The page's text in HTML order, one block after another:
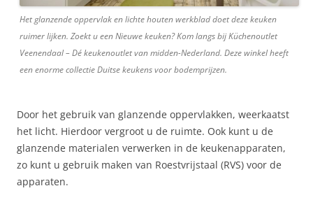
Het glanzende oppervlak en lichte houten werkblad doet deze keuken
ruimer lijken. Zoekt u een Nieuwe keuken? Kom langs bij Küchenoutlet
Veenendaal – Dé keukenoutlet van midden-Nederland. Deze winkel heeft
een enorme collectie Duitse keukens voor bodemprijzen.
Door het gebruik van glanzende oppervlakken, weerkaatst
het licht. Hierdoor vergroot u de ruimte. Ook kunt u de
glanzende materialen verwerken in de keukenapparaten,
zo kunt u gebruik maken van Roestvrijstaal (RVS) voor de
apparaten.